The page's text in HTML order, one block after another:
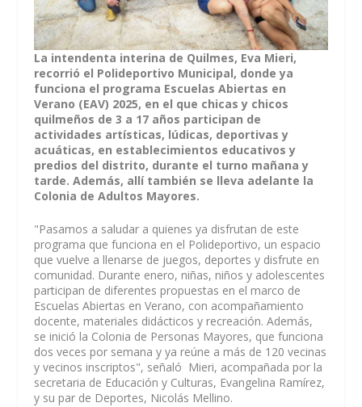
La intendenta interina de Quilmes, Eva Mieri,
recorrió el Polideportivo Municipal, donde ya
funciona el programa Escuelas Abiertas en
Verano (EAV) 2025, en el que chicas y chicos
quilmeños de 3 a 17 años participan de
actividades artísticas, lúdicas, deportivas y
acuáticas, en establecimientos educativos y
predios del distrito, durante el turno mañana y
tarde. Además, allí también se lleva adelante la
Colonia de Adultos Mayores.
"Pasamos a saludar a quienes ya disfrutan de este
programa que funciona en el Polideportivo, un espacio
que vuelve a llenarse de juegos, deportes y disfrute en
comunidad. Durante enero, niñas, niños y adolescentes
participan de diferentes propuestas en el marco de
Escuelas Abiertas en Verano, con acompañamiento
docente, materiales didácticos y recreación. Además,
se inició la Colonia de Personas Mayores, que funciona
dos veces por semana y ya reúne a más de 120 vecinas
y vecinos inscriptos", señaló Mieri, acompañada por la
secretaria de Educación y Culturas, Evangelina Ramírez,
y su par de Deportes, Nicolás Mellino.